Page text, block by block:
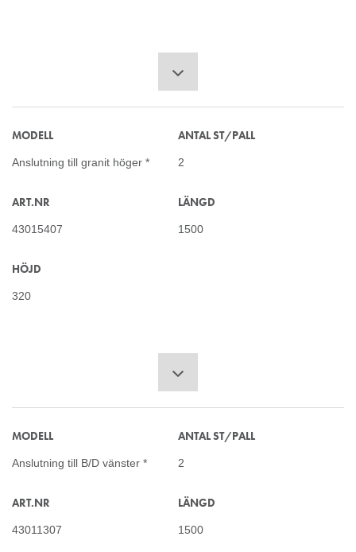
MODELL
Anslutning till granit höger *
ART.NR
43015407
LÄNGD
1500
HÖJD
320
ANTAL ST/PALL
2
MODELL
Anslutning till B/D vänster *
ART.NR
43011307
LÄNGD
1500
ANTAL ST/PALL
2